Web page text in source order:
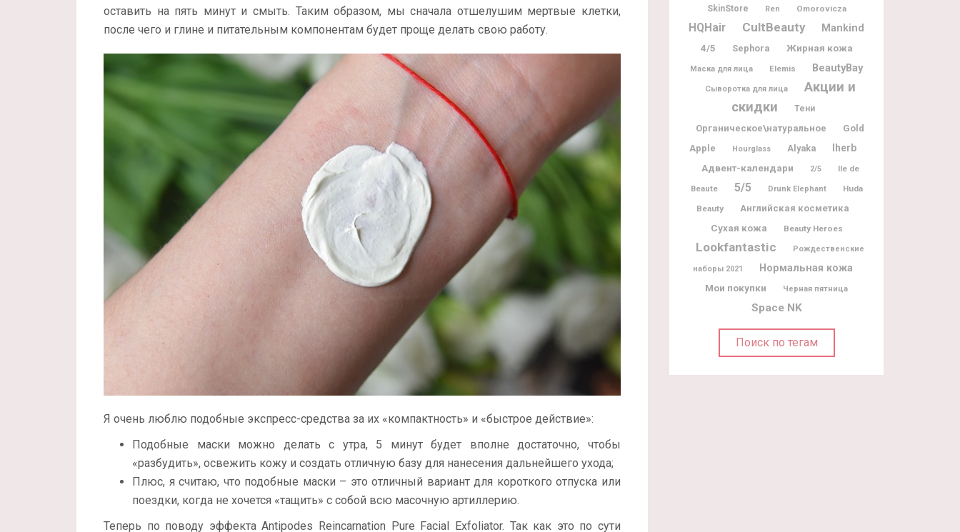
оставить на пять минут и смыть. Таким образом, мы сначала отшелушим мертвые клетки,
после чего и глине и питательным компонентам будет проще делать свою работу.
Я очень люблю подобные экспресс-средства за их «компактность» и «быстрое действие»:
Подобные маски можно делать с утра, 5 минут будет вполне достаточно, чтобы
«разбудить», освежить кожу и создать отличную базу для нанесения дальнейшего ухода;
Плюс, я считаю, что подобные маски – это отличный вариант для короткого отпуска или
поездки, когда не хочется «тащить» с собой всю масочную артиллерию.
Теперь по поводу эффекта Antipodes Reincarnation Pure Facial Exfoliator. Так как это по сути
SkinStore Ren Omorovicza
HQHair CultBeauty Mankind
4/5 Sephora Жирная кожа
Маска для лица Elemis BeautyBay
Сыворотка для лица
Акции и
скидки
Тени
Органическое\натуральное
Gold
Apple
Hourglass Alyaka
Iherb
Адвент-календари
2/5
Ile de
Beaute
5/5 Drunk Elephant
Huda
Beauty
Английская косметика
Сухая кожа
Beauty Heroes
Lookfantastic Рождественские
наборы 2021
Нормальная кожа
Мои покупки
Черная пятница
Space NK
Поиск по тегам